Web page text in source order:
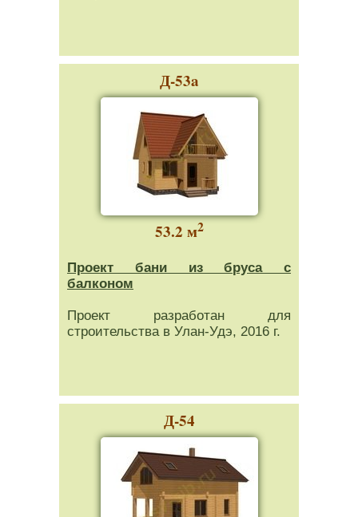
Д-53a
53.2 м2
Проект бани из бруса с
балконом
Проект разработан для
строительства в Улан-Удэ, 2016 г.
Д-54